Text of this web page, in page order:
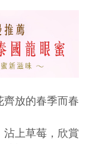
齊放的春季而春
沾上草莓，欣賞